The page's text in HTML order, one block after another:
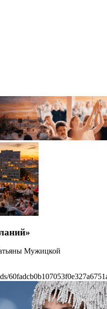
Мужицкой